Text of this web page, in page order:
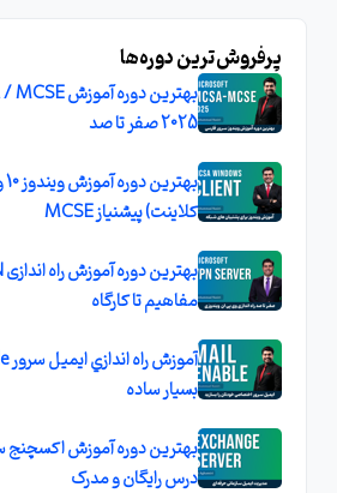
پرفروش‌ترین دوره‌ها
2025 صفر تا صد
کلاینت) پیشنیاز MCSE
مفاهیم تا کارگاه
بسيار ساده
درس رایگان و مدرک